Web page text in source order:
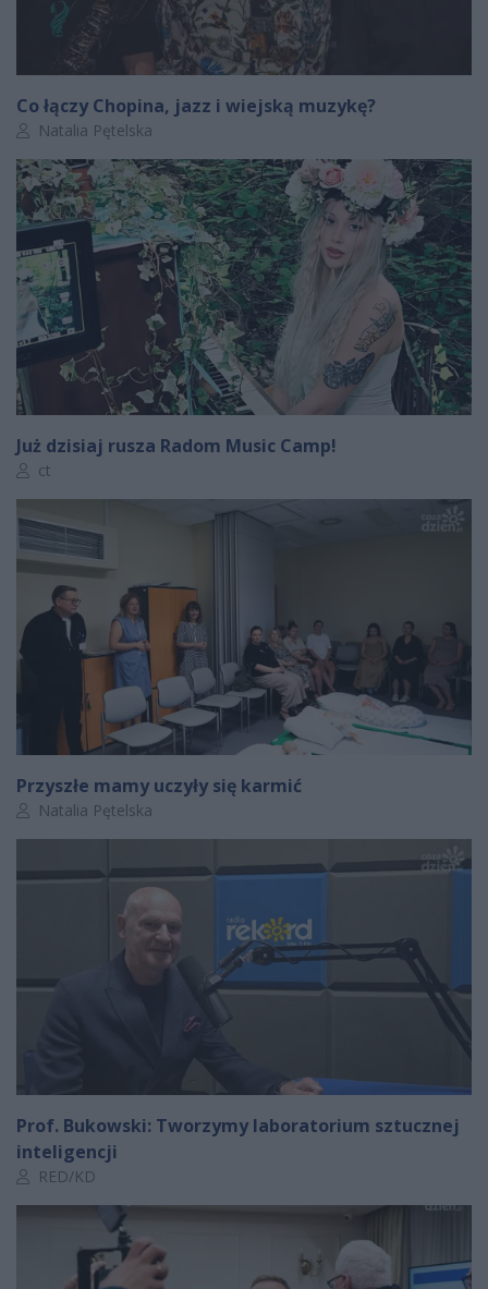
Co łączy Chopina, jazz i wiejską muzykę?
Autor artykułu:
Natalia Pętelska
Już dzisiaj rusza Radom Music Camp!
Autor artykułu:
ct
Przyszłe mamy uczyły się karmić
Autor artykułu:
Natalia Pętelska
Prof. Bukowski: Tworzymy laboratorium sztucznej
inteligencji
Autor artykułu:
RED/KD